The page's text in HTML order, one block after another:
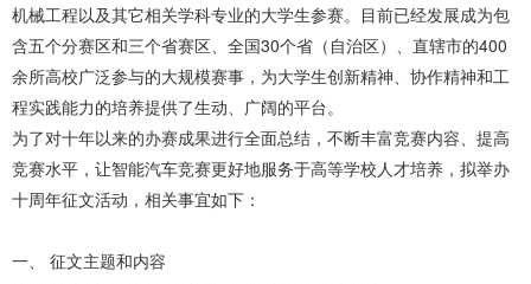
机械工程以及其它相关学科专业的大学生参赛。目前已经发展成为包
含五个分赛区和三个省赛区、全国30个省（自治区）、直辖市的400
余所高校广泛参与的大规模赛事，为大学生创新精神、协作精神和工
程实践能力的培养提供了生动、广阔的平台。
为了对十年以来的办赛成果进行全面总结，不断丰富竞赛内容、提高
竞赛水平，让智能汽车竞赛更好地服务于高等学校人才培养，拟举办
十周年征文活动，相关事宜如下：
一、 征文主题和内容